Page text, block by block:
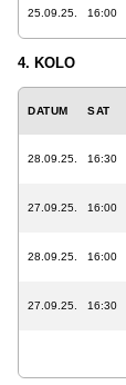
25.09.25. 16:00
4. KOLO
DATUM SAT
28.09.25. 16:30
27.09.25. 16:00
28.09.25. 16:00
27.09.25. 16:30